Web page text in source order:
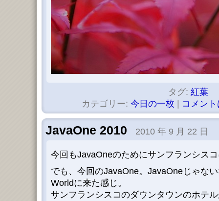
タグ: 紅葉
カテゴリー: 今日の一枚 コメン
JavaOne 2010 2010 年 9 月 22 日
今回もJavaOneのためにサンフランシス
でも、今回のJavaOne。JavaOneじゃな
Worldに来た感じ。
サンフランシスコのダウンタウンのホテ